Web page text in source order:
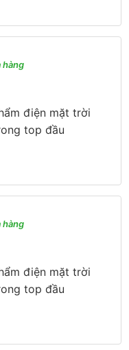
hàng
điện mặt trời
top đầu
hàng
điện mặt trời
top đầu